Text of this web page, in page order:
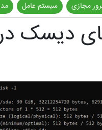
مجازی سیستم عامل
دیسک